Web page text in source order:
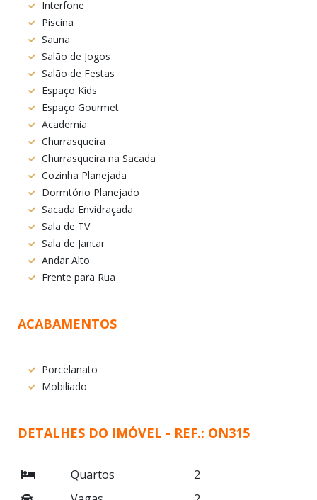
Interfone
Piscina
Sauna
Salão de Jogos
Salão de Festas
Espaço Kids
Espaço Gourmet
Academia
Churrasqueira
Churrasqueira na Sacada
Cozinha Planejada
Dormtório Planejado
Sacada Envidraçada
Sala de TV
Sala de Jantar
Andar Alto
Frente para Rua
ACABAMENTOS
Porcelanato
Mobiliado
DETALHES DO IMÓVEL - REF.: ON315
Quartos
2